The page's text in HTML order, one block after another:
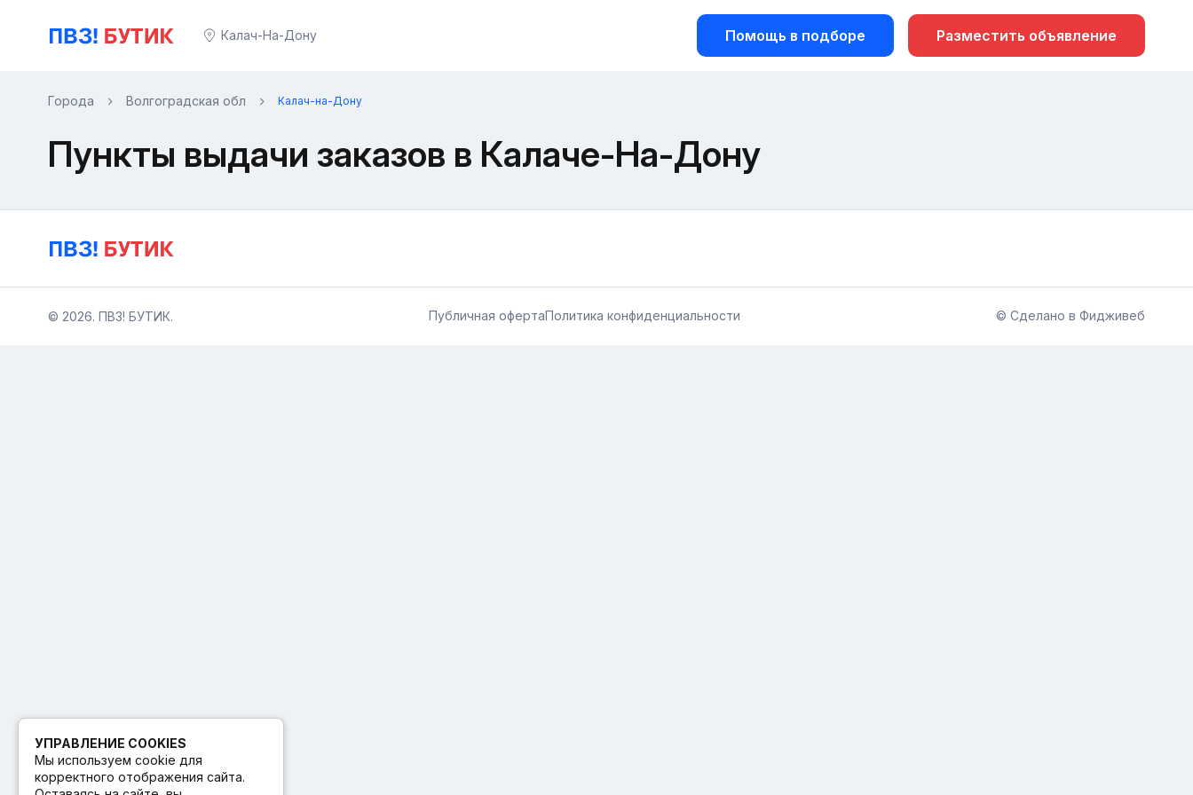
Калач-На-Дону Помощь в подборе Разместить объявление
Города Волгоградская обл Калач-на-Дону
Пункты выдачи заказов в Калаче-На-Дону
© 2026. ПВЗ! БУТИК. Публичная офертаПолитика конфиденциальности © Сделано в Фидживеб
УПРАВЛЕНИЕ COOKIES
Мы используем cookie для
корректного отображения сайта.